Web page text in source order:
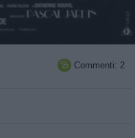
 Commenti: 2